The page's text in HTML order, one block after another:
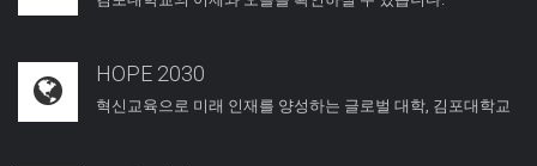
HOPE 2030
혁신교육으로 미래 인재를 양성하는 글로벌 대학, 김포대학교